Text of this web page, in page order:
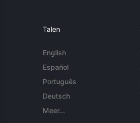
Talen
English
Español
Português
Deutsch
Meer...